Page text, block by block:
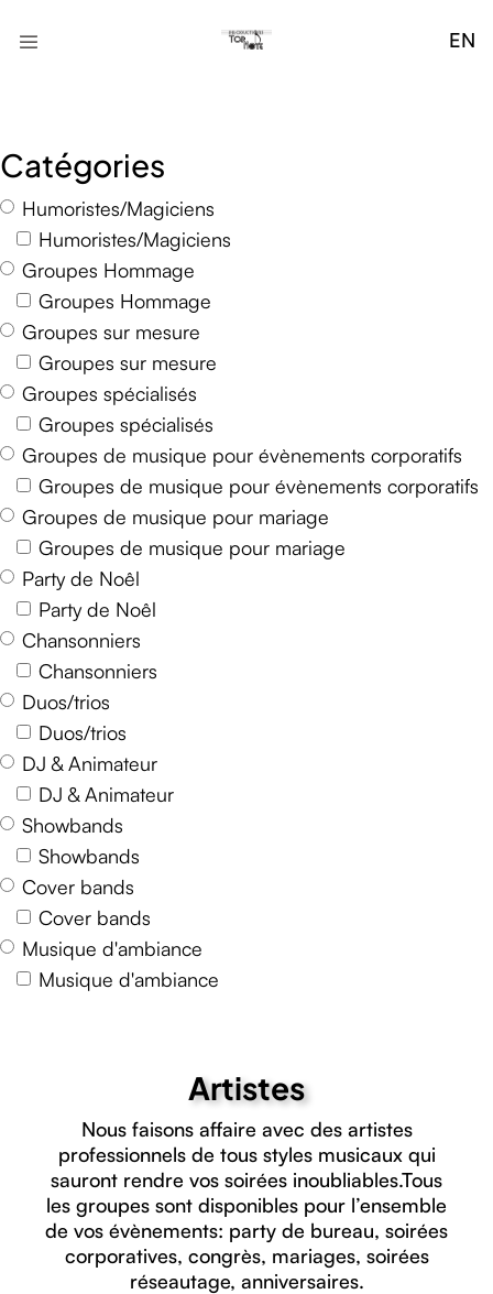
EN
Catégories
Humoristes/Magiciens
Humoristes/Magiciens
Groupes Hommage
Groupes Hommage
Groupes sur mesure
Groupes sur mesure
Groupes spécialisés
Groupes spécialisés
Groupes de musique pour évènements corporatifs
Groupes de musique pour évènements corporatifs
Groupes de musique pour mariage
Groupes de musique pour mariage
Party de Noêl
Party de Noêl
Chansonniers
Chansonniers
Duos/trios
Duos/trios
DJ & Animateur
DJ & Animateur
Showbands
Showbands
Cover bands
Cover bands
Musique d'ambiance
Musique d'ambiance
Artistes
Nous faisons affaire avec des artistes
professionnels de tous styles musicaux qui
sauront rendre vos soirées inoubliables.Tous
les groupes sont disponibles pour l’ensemble
de vos évènements: party de bureau, soirées
corporatives, congrès, mariages, soirées
réseautage, anniversaires.